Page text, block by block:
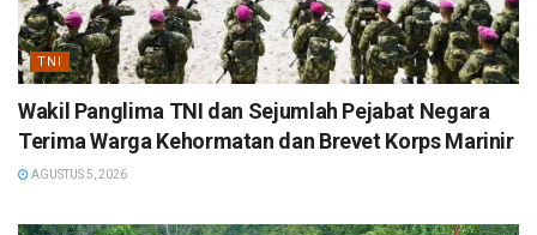
TNI
Wakil Panglima TNI dan Sejumlah Pejabat Negara
Terima Warga Kehormatan dan Brevet Korps Marinir
AGUSTUS 5, 2026